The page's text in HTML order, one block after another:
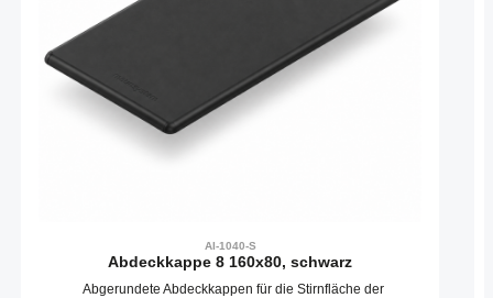
AI-1040-S
Abdeckkappe 8 160x80, schwarz